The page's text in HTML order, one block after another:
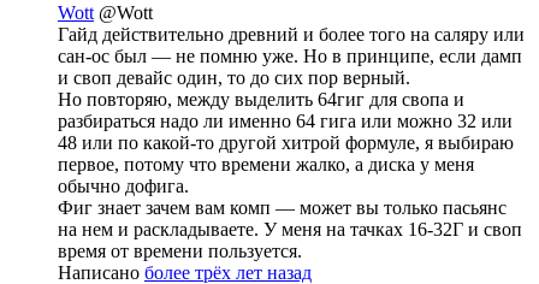
Wott @Wott
Гайд действительно древний и более того на саляру или
сан-ос был — не помню уже. Но в принципе, если дамп
и своп девайс один, то до сих пор верный.
Но повторяю, между выделить 64гиг для свопа и
разбираться надо ли именно 64 гига или можно 32 или
48 или по какой-то другой хитрой формуле, я выбираю
первое, потому что времени жалко, а диска у меня
обычно дофига.
Фиг знает зачем вам комп — может вы только пасьянс
на нем и раскладываете. У меня на тачках 16-32Г и своп
время от времени пользуется.
Написано более трёх лет назад